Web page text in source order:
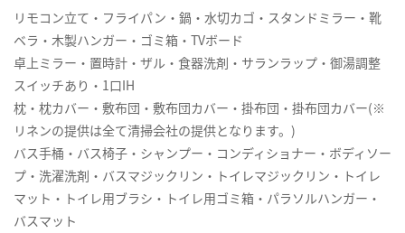
リモコン立て・フライパン・鍋・水切カゴ・スタンドミラー・靴
ベラ・木製ハンガー・ゴミ箱・TVボード
卓上ミラー・置時計・ザル・食器洗剤・サランラップ・御湯調整
スイッチあり・1口IH
枕・枕カバー・敷布団・敷布団カバー・掛布団・掛布団カバー(※
リネンの提供は全て清掃会社の提供となります。)
バス手桶・バス椅子・シャンプー・コンディショナー・ボディソー
プ・洗濯洗剤・バスマジックリン・トイレマジックリン・トイレ
マット・トイレ用ブラシ・トイレ用ゴミ箱・パラソルハンガー・
バスマット